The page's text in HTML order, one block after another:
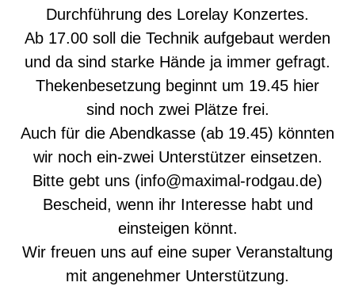
Durchführung des Lorelay Konzertes.
Ab 17.00 soll die Technik aufgebaut werden
und da sind starke Hände ja immer gefragt.
Thekenbesetzung beginnt um 19.45 hier
sind noch zwei Plätze frei.
Auch für die Abendkasse (ab 19.45) könnten
wir noch ein-zwei Unterstützer einsetzen.
Bitte gebt uns (info@maximal-rodgau.de)
Bescheid, wenn ihr Interesse habt und
einsteigen könnt.
Wir freuen uns auf eine super Veranstaltung
mit angenehmer Unterstützung.